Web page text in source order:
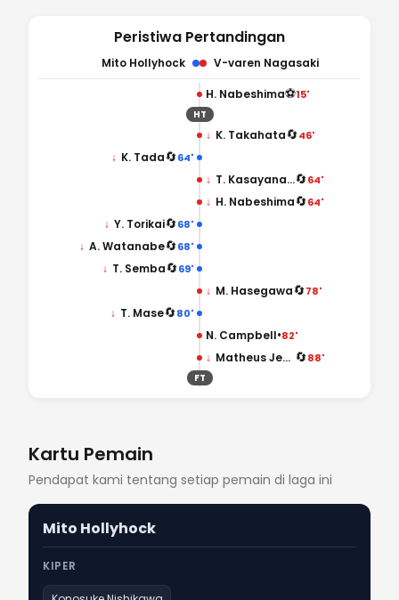
Peristiwa Pertandingan
Mito Hollyhock V-varen Nagasaki
H. Nabeshima⚽15'
HT
↓ K. Takahata🔄46'
64'
🔄
↓ K. Tada
↓ T. Kasayanagi 🔄64'
↓ H. Nabeshima🔄64'
68'
🔄
↓ Y. Torikai
68'
🔄
↓ A. Watanabe
69'
🔄
↓ T. Semba
↓ M. Hasegawa🔄78'
80'
🔄
↓ T. Mase
N. Campbell•82'
↓ Matheus Jesus 🔄88'
FT
Kartu Pemain
Pendapat kami tentang setiap pemain di laga ini
Mito Hollyhock
KIPER